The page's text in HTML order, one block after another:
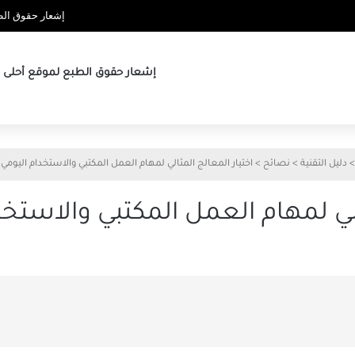
إشعار حقوق
إشعار حقوق الطبع لموقع أحلى
> دليل التقنية > نصائح > اختيار المعالج المثالي لمهام العمل المكتبي والاستخدام
لمهام العمل المكتبي